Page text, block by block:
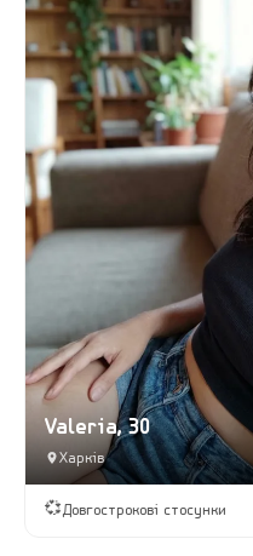
Valeria, 30
Харків
💞Довгострокові стосунки